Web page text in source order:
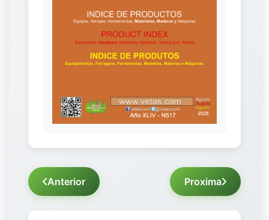
Anterior Proxima